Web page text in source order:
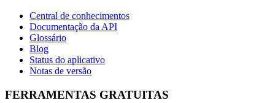
Central de conhecimentos
Documentação da API
Glossário
Blog
Status do aplicativo
Notas de versão
FERRAMENTAS GRATUITAS